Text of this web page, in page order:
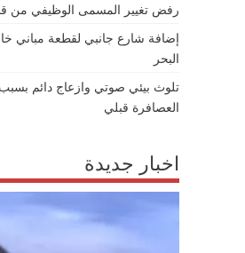
رفض تغيير المسمى الوظيفي من
إضافة شارع جانبي لقطعة مباني
البحر
تلوث بيئي صوتي وازعاج دائم
العصافرة قبلي
اخبار جديدة